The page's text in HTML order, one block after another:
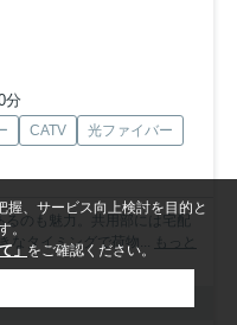
分
CATV
光ファイバー
のも魅力。共用部には宅配
なタイミングで荷物...
もっと
、サービス向上検討を目的と
。
」 をご確認ください。